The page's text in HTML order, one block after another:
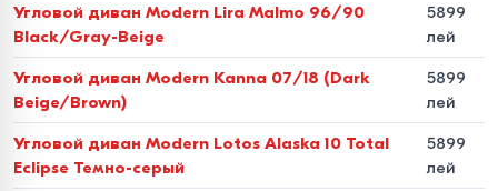
изготавливаются из сертифицированных материалов:
Каркас
прочное дерево и усиленные металлические
элементы.
Наполнениеортопедические пружинные блоки (Bonnel
или Pocket Spring) в сочетании с высокоэластичным
Угловой диван Modern Lira Malmo 96/90
Black/Gray-Beige
5899
лей
Угловой диван Modern Kanna 07/18 (Dark
Beige/Brown)
5899
лей
Угловой диван Modern Lotos Alaska 10 Total
Eclipse Темно-серый
5899
лей